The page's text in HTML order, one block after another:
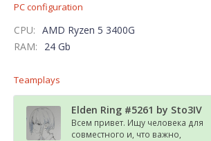
PC configuration
CPU: AMD Ryzen 5 3400G
RAM:
24 Gb
Teamplays
Elden Ring #5261 by Sto3IV
Всем привет. Ищу человека для
совместного и, что важно,